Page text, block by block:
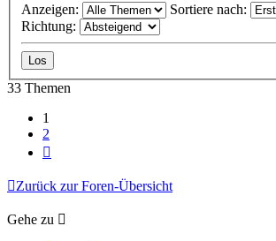
Anzeigen:
Sortiere nach:
Richtung:
33 Themen
1
2
Zurück zur Foren-Übersicht
Gehe zu